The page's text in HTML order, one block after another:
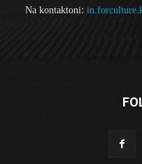
Na kontaktoni: